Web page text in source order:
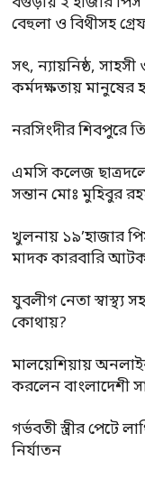
বেহুলা ও বিথীসহ
সৎ, ন্যায়নিষ্ঠ,
কর্মদক্ষতায়
নরসিংদীর শিবপুরে
এমসি কলেজ
সন্তান মোঃ মুহিবুর
খুলনায় ১৯’হাজার
মাদক কারবারি
যুবলীগ নেতা
কোথায়?
মালয়েশিয়ায়
করলেন বাংলাদেশী
গর্ভবতী স্ত্রীর পেটে
নির্যাতন